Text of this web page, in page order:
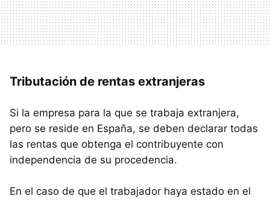
Tributación de rentas extranjeras
Si la empresa para la que se trabaja extranjera,
pero se reside en España, se deben declarar todas
las rentas que obtenga el contribuyente con
independencia de su procedencia.
En el caso de que el trabajador haya estado en el